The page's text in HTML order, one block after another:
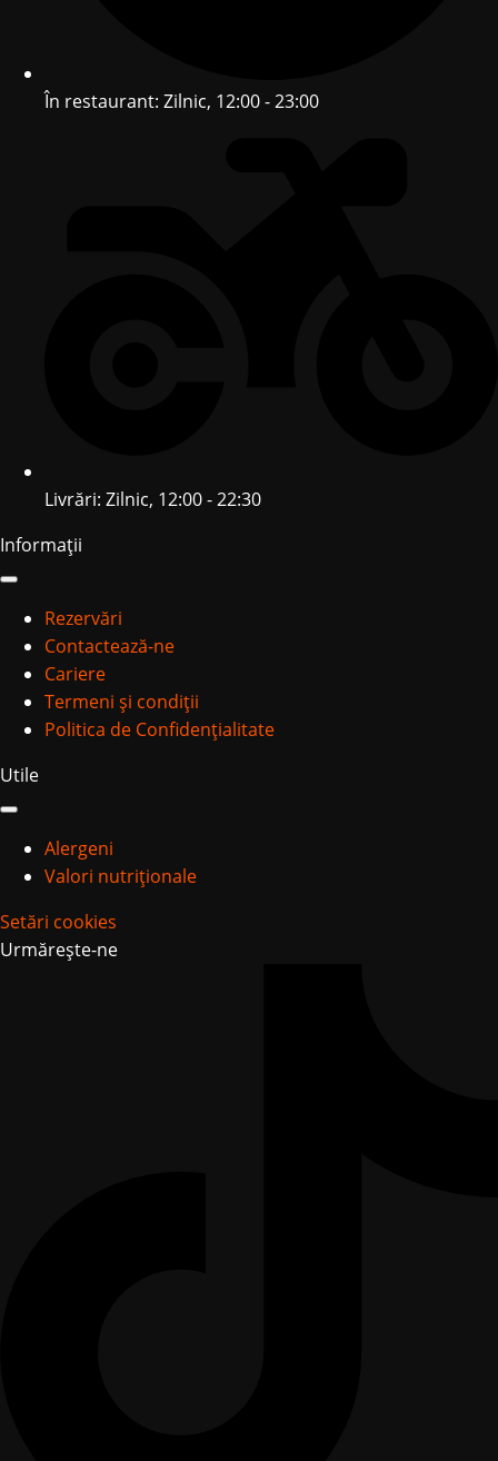
În restaurant: Zilnic, 12:00 - 23:00
Livrări: Zilnic, 12:00 - 22:30
Informații
Rezervări
Contactează-ne
Cariere
Termeni și condiții
Politica de Confidențialitate
Utile
Alergeni
Valori nutriționale
Setări cookies
Urmărește-ne